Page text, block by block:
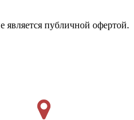
публичной офертой.